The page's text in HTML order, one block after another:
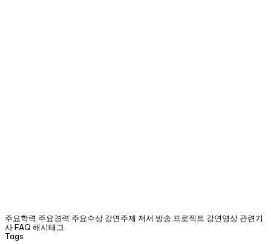
주요학력 주요경력 주요수상 강연주제 저서 방송 프로젝트 강연영상 관련기
사 FAQ 해시태그
Tags